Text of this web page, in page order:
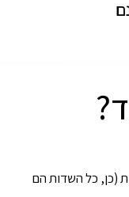
(כן, כל השדות הם